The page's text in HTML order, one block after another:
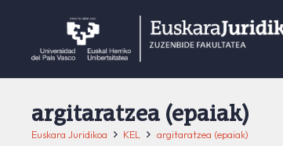
argitaratzea (epaiak)
Euskara Juridikoa KEL argitaratzea (epaiak)